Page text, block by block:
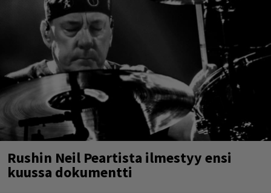
Rushin Neil Peartista ilmestyy ensi
kuussa dokumentti